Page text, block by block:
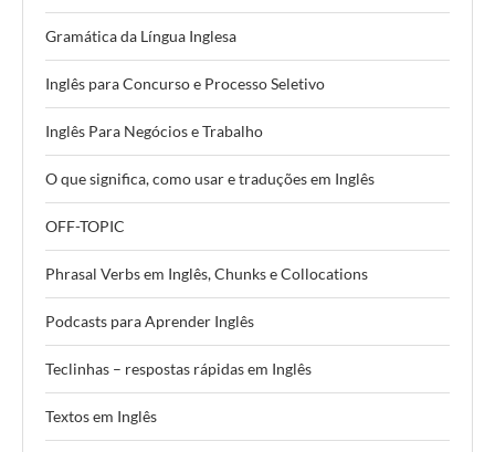
Gramática da Língua Inglesa
Inglês para Concurso e Processo Seletivo
Inglês Para Negócios e Trabalho
O que significa, como usar e traduções em Inglês
OFF-TOPIC
Phrasal Verbs em Inglês, Chunks e Collocations
Podcasts para Aprender Inglês
Teclinhas – respostas rápidas em Inglês
Textos em Inglês